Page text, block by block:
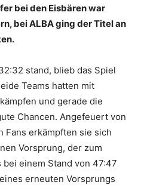
bei den Eisbären war
bei ALBA ging der Titel an
stand, blieb das Spiel
Teams hatten mit
und gerade die
Chancen. Angefeuert von
Fans erkämpften sie sich
Vorsprung, der zum
einem Stand von 47:47
erneuten Vorsprungs